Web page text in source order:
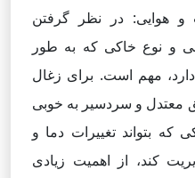
و هوایی: در نظر گرفتن
و نوع خاکی که به طور
مهم است. برای زغال
معتدل و سردسیر به خوبی
که بتواند تغییرات دما و
کند، از اهمیت زیادی